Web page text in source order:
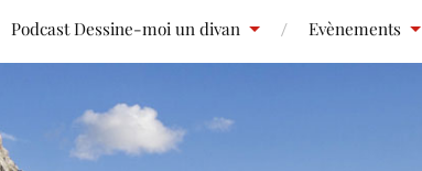
Podcast Dessine-moi un divan Evènements